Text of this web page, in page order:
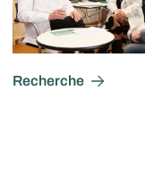
Recherche